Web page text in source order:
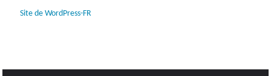
Site de WordPress-FR